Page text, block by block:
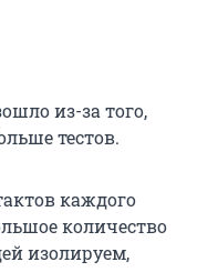
из-за того,
тестов.
каждого
количество
изолируем,